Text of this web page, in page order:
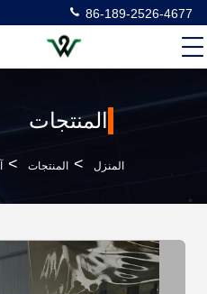
86-189-2526-4677
المنتجات
المنزل > المنتجات >